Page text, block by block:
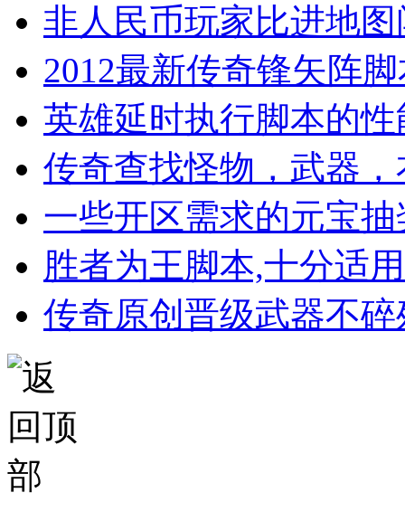
非人民币玩家比进地
2012最新传奇锋矢阵
英雄延时执行脚本的
传奇查找怪物，武器
一些开区需求的元宝
胜者为王脚本,十分适
传奇原创晋级武器不